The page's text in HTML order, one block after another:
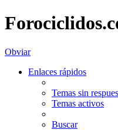
Obviar
Enlaces rápidos
Temas sin
Temas activos
Buscar